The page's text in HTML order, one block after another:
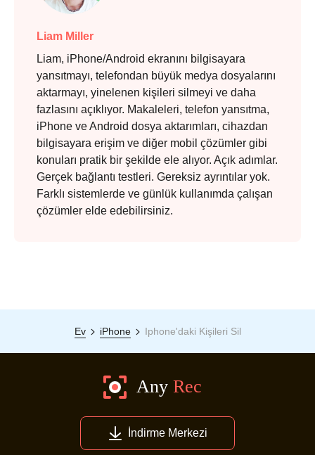
Liam Miller
Liam, iPhone/Android ekranını bilgisayara
yansıtmayı, telefondan büyük medya dosyalarını
aktarmayı, yinelenen kişileri silmeyi ve daha
fazlasını açıklıyor. Makaleleri, telefon yansıtma,
iPhone ve Android dosya aktarımları, cihazdan
bilgisayara erişim ve diğer mobil çözümler gibi
konuları pratik bir şekilde ele alıyor. Açık adımlar.
Gerçek bağlantı testleri. Gereksiz ayrıntılar yok.
Farklı sistemlerde ve günlük kullanımda çalışan
çözümler elde edebilirsiniz.
Ev iPhone Iphone'daki Kişileri Sil
İndirme Merkezi